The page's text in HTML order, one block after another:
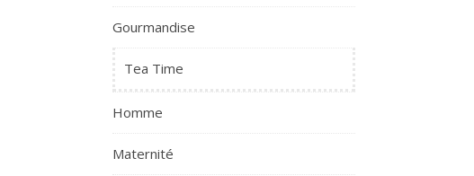
Gourmandise
Tea Time
Homme
Maternité